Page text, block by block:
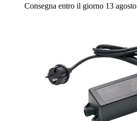
Consegna entro il giorno 13 agosto